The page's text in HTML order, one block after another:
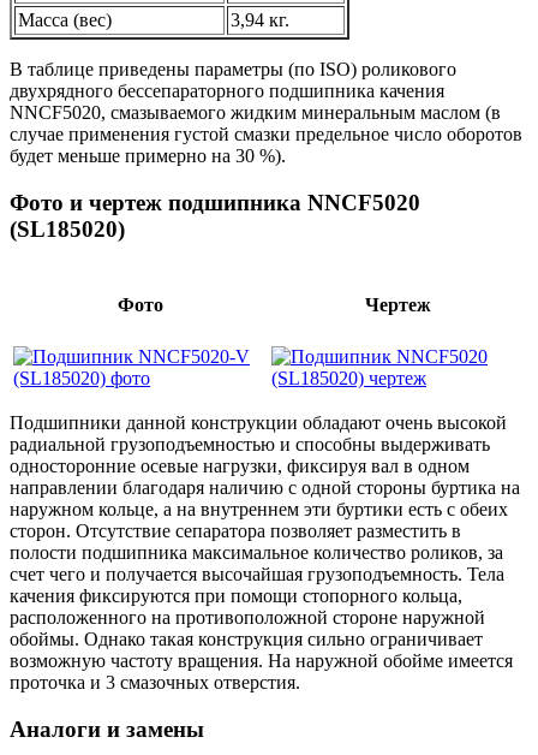
Масса (вес)
3,94 кг.
В таблице приведены параметры (по ISO) роликового
двухрядного бессепараторного подшипника качения
NNCF5020, смазываемого жидким минеральным маслом (в
случае применения густой смазки предельное число оборотов
будет меньше примерно на 30 %).
Фото и чертеж подшипника NNCF5020
(SL185020)
Фото Чертеж
Подшипники данной конструкции обладают очень высокой
радиальной грузоподъемностью и способны выдерживать
односторонние осевые нагрузки, фиксируя вал в одном
направлении благодаря наличию с одной стороны буртика на
наружном кольце, а на внутреннем эти буртики есть с обеих
сторон. Отсутствие сепаратора позволяет разместить в
полости подшипника максимальное количество роликов, за
счет чего и получается высочайшая грузоподъемность. Тела
качения фиксируются при помощи стопорного кольца,
расположенного на противоположной стороне наружной
обоймы. Однако такая конструкция сильно ограничивает
возможную частоту вращения. На наружной обойме имеется
проточка и 3 смазочных отверстия.
Аналоги и замены